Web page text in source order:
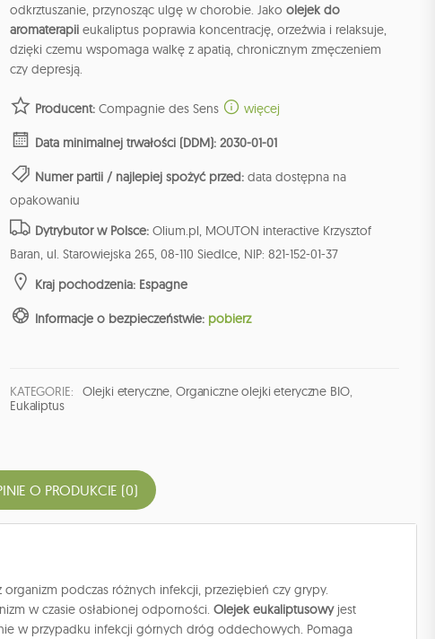
odkrztuszanie, przynosząc ulgę w chorobie. Jako olejek do
aromaterapii eukaliptus poprawia koncentrację, orzeźwia i relaksuje,
dzięki czemu wspomaga walkę z apatią, chronicznym zmęczeniem
czy depresją.
Producent: Compagnie des Sens więcej
Data minimalnej trwałości (DDM): 2030-01-01
Numer partii / najlepiej spożyć przed: data dostępna na
opakowaniu
Dytrybutor w Polsce: Olium.pl, MOUTON interactive Krzysztof
Baran, ul. Starowiejska 265, 08-110 Siedlce, NIP: 821-152-01-37
Kraj pochodzenia: Espagne
Informacje o bezpieczeństwie: pobierz
KATEGORIE: Olejki eteryczne, Organiczne olejki eteryczne BIO,
Eukaliptus
O PRODUKCIE (0)
organizm podczas różnych infekcji, przeziębień czy grypy.
w czasie osłabionej odporności. Olejek eukaliptusowyjest
w przypadku infekcji górnych dróg oddechowych. Pomaga